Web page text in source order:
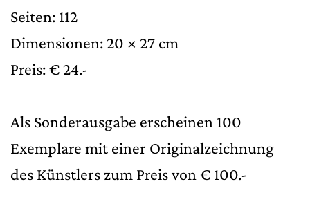
Seiten: 112
Dimensionen: 20 × 27 cm
Preis: € 24.-
Als Sonderausgabe erscheinen 100
Exemplare mit einer Originalzeichnung
des Künstlers zum Preis von € 100.-